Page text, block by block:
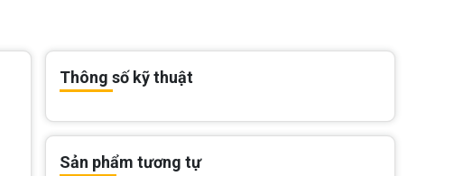
Thông số kỹ thuật
Sản phẩm tương tự